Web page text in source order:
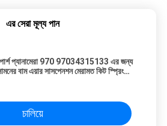
এর সেরা মূল্য পান
প্যানামেরা 970 97034315133 এর জন্য
বাম এয়ার সাসপেনশন মেরামত কিট স্প্রিং
চালিয়ে